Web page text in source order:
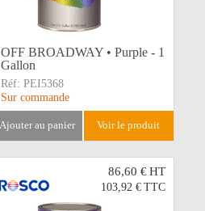
OFF BROADWAY • Purple - 1
Gallon
Réf: PEI5368
Sur commande
ajouter au panier voir le produit
86,60 € HT
103,92 € TTC